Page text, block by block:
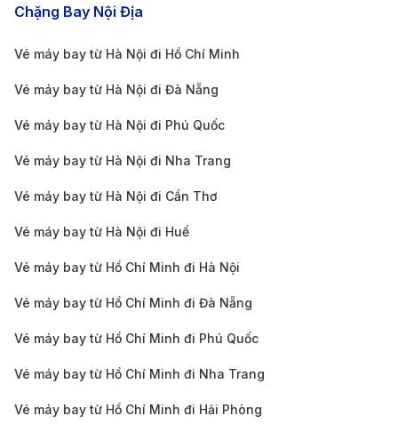
thường rẻ hơn chuyến bay ít điểm dừng.
Bay vào khung giờ thấp điểm: Các chuyến sáng
sớm hoặc khuya thường có giá rẻ hơn.
hành trình có giá tốt nhất.
Đăng ký nhận tin ưu đãi : Nhận thông báo khuyến
mãi từ190 Booking để không bỏ lỡ cơ hội.
Lên kế hoạch hợp lý giúp bạn dễ dàng đặt
5 lý do nên đặt vé máy bay từ Đà
Lạt đi St. Louis tại 190 Booking
Bạn đang tìm một địa chỉ đặt vé máy bay uy tín, giá
tốt?190 Bookinglà lựa chọn lý tưởng với nhiều ưu
điểm vượt trội.
Chặng Bay Nội Địa
Vé máy bay từ Hà Nội đi Hồ Chí Minh
Vé máy bay từ Hà Nội đi Đà Nẵng
Vé máy bay từ Hà Nội đi Phú Quốc
Vé máy bay từ Hà Nội đi Nha Trang
Vé máy bay từ Hà Nội đi Cần Thơ
Vé máy bay từ Hà Nội đi Huế
Vé máy bay từ Hồ Chí Minh đi Hà Nội
Vé máy bay từ Hồ Chí Minh đi Đà Nẵng
Vé máy bay từ Hồ Chí Minh đi Phú Quốc
Vé máy bay từ Hồ Chí Minh đi Nha Trang
Vé máy bay từ Hồ Chí Minh đi Hải Phòng